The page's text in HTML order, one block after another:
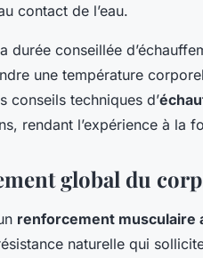
contact de l’eau.
durée conseillée
une température
conseils techniques d’
rendant l’expérience à la
global du
renforcement musculaire
naturelle qui